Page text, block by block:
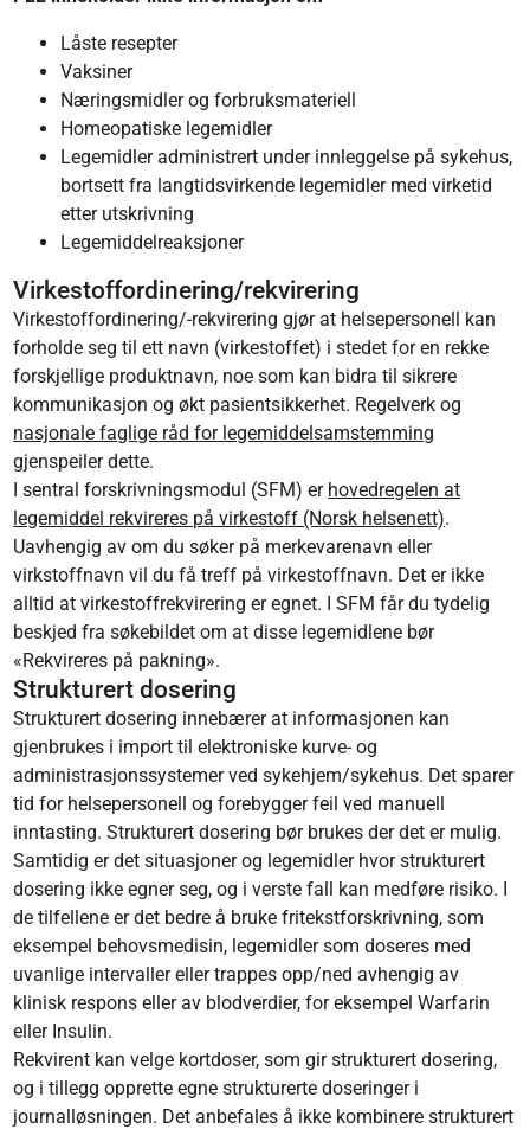
Låste resepter
Vaksiner
Næringsmidler og forbruksmateriell
Homeopatiske legemidler
Legemidler administrert under innleggelse på sykehus,
bortsett fra langtidsvirkende legemidler med virketid
etter utskrivning
Legemiddelreaksjoner
Virkestoffordinering/rekvirering
Virkestoffordinering/-rekvirering gjør at helsepersonell kan
forholde seg til ett navn (virkestoffet) i stedet for en rekke
forskjellige produktnavn, noe som kan bidra til sikrere
kommunikasjon og økt pasientsikkerhet. Regelverk og
nasjonale faglige råd for legemiddelsamstemming
gjenspeiler dette.
I sentral forskrivningsmodul (SFM) er hovedregelen at
legemiddel rekvireres på virkestoff (Norsk helsenett).
Uavhengig av om du søker på merkevarenavn eller
virkstoffnavn vil du få treff på virkestoffnavn. Det er ikke
alltid at virkestoffrekvirering er egnet. I SFM får du tydelig
beskjed fra søkebildet om at disse legemidlene bør
«Rekvireres på pakning».
Strukturert dosering
Strukturert dosering innebærer at informasjonen kan
gjenbrukes i import til elektroniske kurve- og
administrasjonssystemer ved sykehjem/sykehus. Det sparer
tid for helsepersonell og forebygger feil ved manuell
inntasting. Strukturert dosering bør brukes der det er mulig.
Samtidig er det situasjoner og legemidler hvor strukturert
dosering ikke egner seg, og i verste fall kan medføre risiko. I
de tilfellene er det bedre å bruke fritekstforskrivning, som
eksempel behovsmedisin, legemidler som doseres med
uvanlige intervaller eller trappes opp/ned avhengig av
klinisk respons eller av blodverdier, for eksempel Warfarin
eller Insulin.
Rekvirent kan velge kortdoser, som gir strukturert dosering,
og i tillegg opprette egne strukturerte doseringer i
journalløsningen. Det anbefales å ikke kombinere strukturert